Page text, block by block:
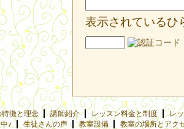
表示されているひ
特徴と理念 講師紹介 レッスン料金と制度
レ
♪
生徒さんの声 教室設備
教室の場所とアク